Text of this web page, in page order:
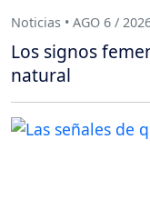
Noticias • AGO 6 /
Los signos
natural